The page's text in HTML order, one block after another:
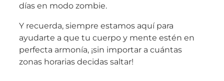
días en modo zombie.
Y recuerda, siempre estamos aquí para
ayudarte a que tu cuerpo y mente estén en
perfecta armonía, ¡sin importar a cuántas
zonas horarias decidas saltar!